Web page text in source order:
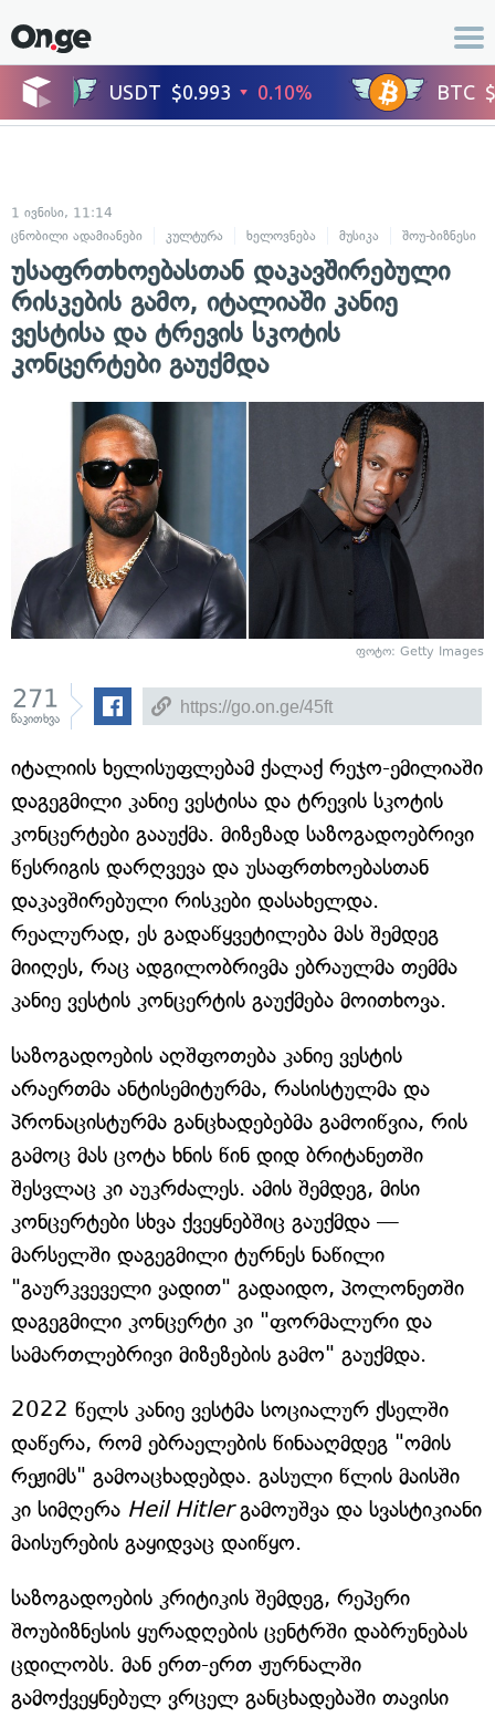
1 ივნისი, 11:14
ცნობილი ადამიანები
კულტურა ხელოვნება მუსიკა შოუ-ბიზნესი
უსაფრთხოებასთან დაკავშირებული
რისკების გამო, იტალიაში კანიე
ვესტისა და ტრევის სკოტის
კონცერტები გაუქმდა
ფოტო: Getty Images
271
წაკითხვა
იტალიის ხელისუფლებამ ქალაქ რეჯო-ემილიაში
დაგეგმილი კანიე ვესტისა და ტრევის სკოტის
კონცერტები გააუქმა. მიზეზად საზოგადოებრივი
წესრიგის დარღვევა და უსაფრთხოებასთან
დაკავშირებული რისკები დასახელდა.
რეალურად, ეს გადაწყვეტილება მას შემდეგ
მიიღეს, რაც ადგილობრივმა ებრაულმა თემმა
კანიე ვესტის კონცერტის გაუქმება მოითხოვა.
საზოგადოების აღშფოთება კანიე ვესტის
არაერთმა ანტისემიტურმა, რასისტულმა და
პრონაცისტურმა განცხადებებმა გამოიწვია, რის
გამოც მას ცოტა ხნის წინ დიდ ბრიტანეთში
შესვლაც კი აუკრძალეს. ამის შემდეგ, მისი
კონცერტები სხვა ქვეყნებშიც გაუქმდა —
მარსელში დაგეგმილი ტურნეს ნაწილი
"გაურკვეველი ვადით" გადაიდო, პოლონეთში
დაგეგმილი კონცერტი კი "ფორმალური და
სამართლებრივი მიზეზების გამო" გაუქმდა.
2022 წელს კანიე ვესტმა სოციალურ ქსელში
დაწერა, რომ ებრაელების წინააღმდეგ "ომის
რეჟიმს" გამოაცხადებდა. გასული წლის მაისში
კი სიმღერა Heil Hitlerგამოუშვა და სვასტიკიანი
მაისურების გაყიდვაც დაიწყო.
საზოგადოების კრიტიკის შემდეგ, რეპერი
შოუბიზნესის ყურადღების ცენტრში დაბრუნებას
ცდილობს. მან ერთ-ერთ ჟურნალში
გამოქვეყნებულ ვრცელ განცხადებაში თავისი